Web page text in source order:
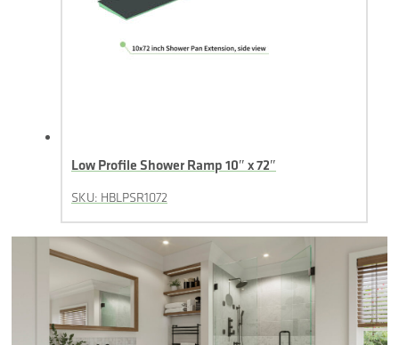
Low Profile Shower Ramp 10″ x 72″
SKU: HBLPSR1072